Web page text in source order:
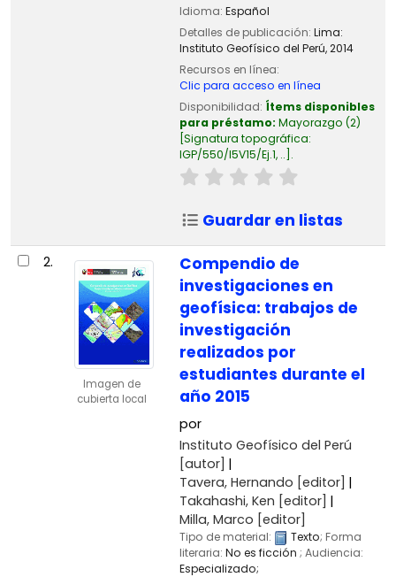
Idioma: Español
Detalles de publicación: Lima:
Instituto Geofísico del Perú,2014
Recursos en línea:
Clic para acceso en línea
Disponibilidad: Ítems disponibles
para préstamo: Mayorazgo (2)
Signatura topográfica:
IGP/550/I5V15/Ej.1, .. .
Guardar en listas
2.
Imagen de
cubierta local
Compendio de
investigaciones en
geofísica: trabajos de
investigación
realizados por
estudiantes durante el
año 2015
por
Instituto Geofísico del Perú
[autor]
Tavera, Hernando [editor]
Takahashi, Ken [editor]
Milla, Marco [editor]
Tipo de material: Texto; Forma
literaria: No es ficción ; Audiencia:
Especializado;